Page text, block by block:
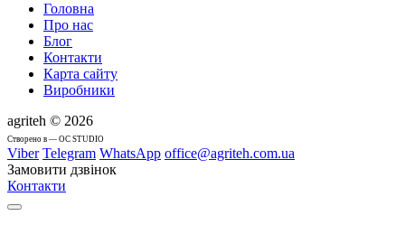
Головна
Про нас
Блог
Контакти
Карта сайту
Виробники
agriteh © 2026
Cтворено в — OC STUDIO
Viber Telegram WhatsApp office@agriteh.com.ua
Замовити дзвінок
Контакти